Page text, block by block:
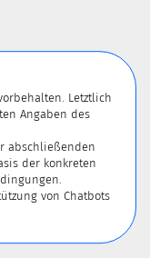
Letztlich
Angaben des
abschließenden
der konkreten
von Chatbots